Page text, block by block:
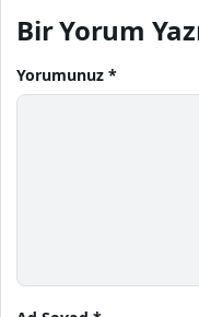
Bir Yorum
Yorumunuz *